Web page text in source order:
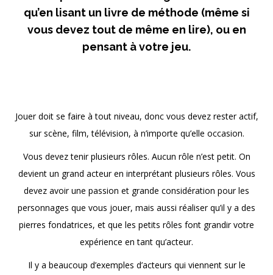
qu’en lisant un livre de méthode (même si
vous devez tout de même en lire), ou en
pensant à votre jeu.
Jouer doit se faire à tout niveau, donc vous devez rester actif,
sur scène, film, télévision, à n’importe qu’elle occasion.
Vous devez tenir plusieurs rôles. Aucun rôle n’est petit. On
devient un grand acteur en interprétant plusieurs rôles. Vous
devez avoir une passion et grande considération pour les
personnages que vous jouer, mais aussi réaliser qu’il y a des
pierres fondatrices, et que les petits rôles font grandir votre
expérience en tant qu’acteur.
Il y a beaucoup d’exemples d’acteurs qui viennent sur le